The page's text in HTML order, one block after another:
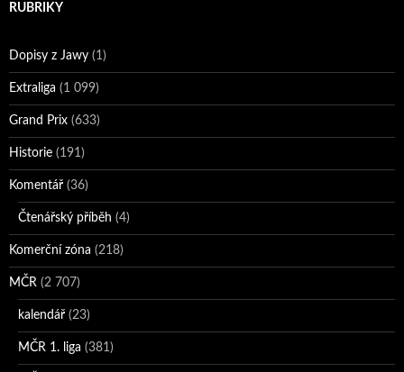
RUBRIKY
Dopisy z Jawy (1)
Extraliga (1 099)
Grand Prix (633)
Historie (191)
Komentář (36)
Čtenářský příběh (4)
Komerční zóna (218)
MČR (2 707)
kalendář (23)
MČR 1. liga (381)